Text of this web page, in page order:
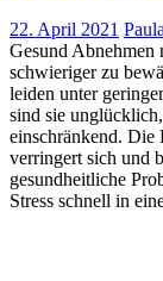
22. April 2021 Paula
Gesund Abnehmen
schwieriger zu
leiden unter
sind sie
einschränkend. Die
verringert sich und
gesundheitliche
Stress schnell in